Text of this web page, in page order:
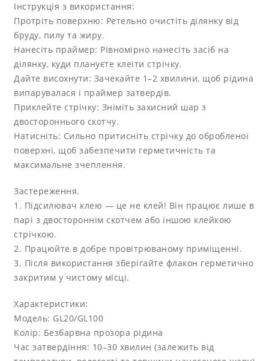
Інструкція з використання:
Протріть поверхню: Ретельно очистіть ділянку від
бруду, пилу та жиру.
Нанесіть праймер: Рівномірно нанесіть засіб на
ділянку, куди плануєте клеїти стрічку.
Дайте висохнути: Зачекайте 1–2 хвилини, щоб рідина
випарувалася і праймер затвердів.
Приклейте стрічку: Зніміть захисний шар з
двостороннього скотчу.
Натисніть: Сильно притисніть стрічку до обробленої
поверхні, щоб забезпечити герметичність та
максимальне зчеплення.
Застереження.
1. Підсилювач клею — це не клей! Він працює лише в
парі з двостороннім скотчем або іншою клейкою
стрічкою.
2. Працюйте в добре провітрюваному приміщенні.
3. Після використання зберігайте флакон герметично
закритим у чистому місці.
Характеристики:
Модель: GL20/GL100
Колір: Безбарвна прозора рідина
Час затвердіння: 10–30 хвилин (залежить від